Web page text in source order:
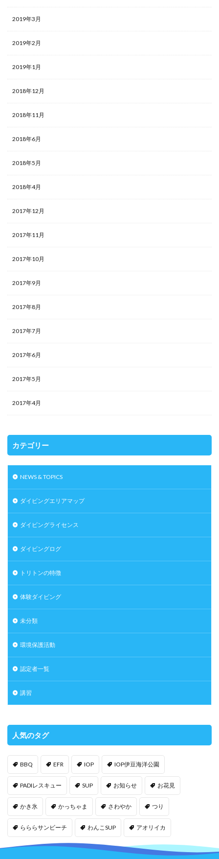
2019年3月
2019年2月
2019年1月
2018年12月
2018年11月
2018年6月
2018年5月
2018年4月
2017年12月
2017年11月
2017年10月
2017年9月
2017年8月
2017年7月
2017年6月
2017年5月
2017年4月
カテゴリー
NEWS & TOPICS
ダイビングエリアマップ
ダイビングライセンス
ダイビングログ
トリトンの特徴
体験ダイビング
未分類
環境保護活動
認定者一覧
講習
人気のタグ
BBQ EFR IOP IOP伊豆海洋公園
PADIレスキュー SUP お知らせ お花見
かき氷 かっちゃま さわやか つり
らららサンビーチ わんこSUP アオリイカ